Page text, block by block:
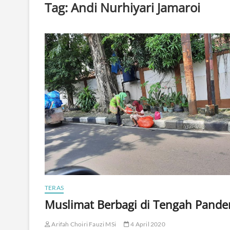
Tag:Andi Nurhiyari Jamaroi
TERAS
Muslimat Berbagi di Tengah
Arifah Choiri Fauzi MSi 4 April 2020